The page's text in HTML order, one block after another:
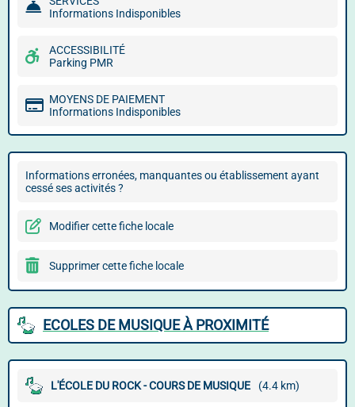
Informations Indisponibles
ACCESSIBILITÉ
Parking PMR
MOYENS DE PAIEMENT
Informations Indisponibles
Informations erronées, manquantes ou établissement ayant
cessé ses activités ?
Modifier cette fiche locale
Supprimer cette fiche locale
ECOLES DE MUSIQUE À PROXIMITÉ
L'ÉCOLE DU ROCK - COURS DE MUSIQUE (4.4 km)